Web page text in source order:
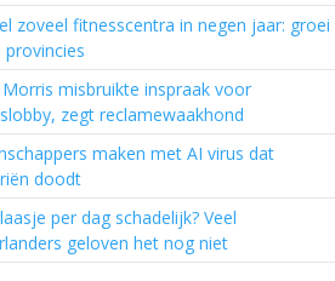
zoveel fitnesscentra in negen jaar: groei
provincies
Morris misbruikte inspraak voor
zegt reclamewaakhond
maken met AI virus dat
doodt
per dag schadelijk? Veel
geloven het nog niet